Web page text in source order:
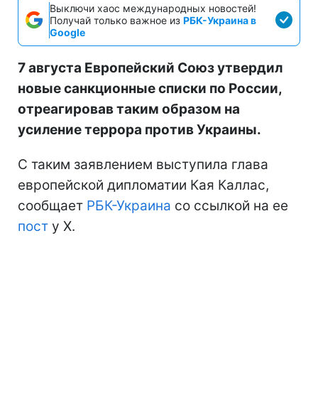
Выключи хаос международных новостей!
Получай только важное из РБК-Украина в
Google
7 августа Европейский Союз утвердил
новые санкционные списки по России,
отреагировав таким образом на
усиление террора против Украины.
С таким заявлением выступила глава
европейской дипломатии Кая Каллас,
сообщает РБК-Украина со ссылкой на ее
пост у Х.